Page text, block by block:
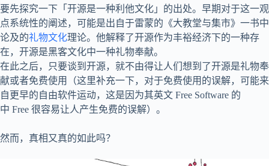
要先探究一下「开源是一种利他文化」的出处。早期对于这一观
点系统性的阐述，可能是出自于雷蒙的《大教堂与集市》一书中
论及的礼物文化理论。他解释了开源作为丰裕经济下的一种存
在，开源是黑客文化中一种礼物奉献。
在此之后，只要谈到开源，就不由得让人们想到了开源是礼物奉
献或者免费使用（这里补充一下，对于免费使用的误解，可能来
自更早的自由软件运动，这是因为其英文 Free Software 的
中 Free 很容易让人产生免费的误解）。
然而，真相又真的如此吗？